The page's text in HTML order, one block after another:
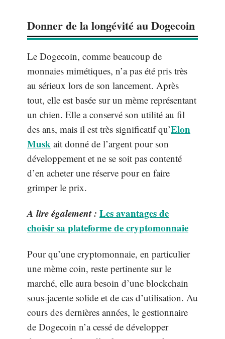
Donner de la longévité au Dogecoin
Le Dogecoin, comme beaucoup de
monnaies mimétiques, n’a pas été pris très
au sérieux lors de son lancement. Après
tout, elle est basée sur un mème représentant
un chien. Elle a conservé son utilité au fil
des ans, mais il est très significatif qu’Elon
Musk ait donné de l’argent pour son
développement et ne se soit pas contenté
d’en acheter une réserve pour en faire
grimper le prix.
A lire également : Les avantages de
choisir sa plateforme de cryptomonnaie
Pour qu’une cryptomonnaie, en particulier
une mème coin, reste pertinente sur le
marché, elle aura besoin d’une blockchain
sous-jacente solide et de cas d’utilisation. Au
cours des dernières années, le gestionnaire
de Dogecoin n’a cessé de développer